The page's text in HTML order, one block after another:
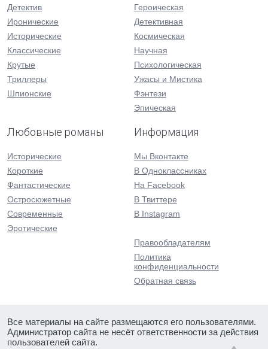
Детектив
Иронические
Исторические
Классические
Крутые
Триллеры
Шпионские
Героическая
Детективная
Космическая
Научная
Психологическая
Ужасы и Мистика
Фэнтези
Эпическая
Любовные романы
Исторические
Короткие
Фантастические
Остросюжетные
Современные
Эротические
Информация
Мы Вконтакте
В Одноклассниках
На Facebook
В Твиттере
В Instagram
Правообладателям
Политика
конфиденциальности
Обратная связь
Все материалы на сайте размещаются его пользователями.
Администратор сайта не несёт ответственности за действия
пользователей сайта.